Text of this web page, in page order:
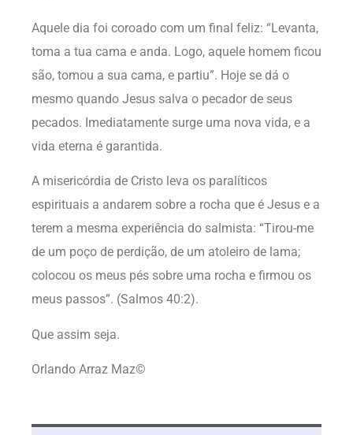
Aquele dia foi coroado com um final feliz: “Levanta,
toma a tua cama e anda. Logo, aquele homem ficou
são, tomou a sua cama, e partiu”. Hoje se dá o
mesmo quando Jesus salva o pecador de seus
pecados. Imediatamente surge uma nova vida, e a
vida eterna é garantida.
A misericórdia de Cristo leva os paralíticos
espirituais a andarem sobre a rocha que é Jesus e a
terem a mesma experiência do salmista: “Tirou-me
de um poço de perdição, de um atoleiro de lama;
colocou os meus pés sobre uma rocha e firmou os
meus passos”. (Salmos 40:2).
Que assim seja.
Orlando Arraz Maz©